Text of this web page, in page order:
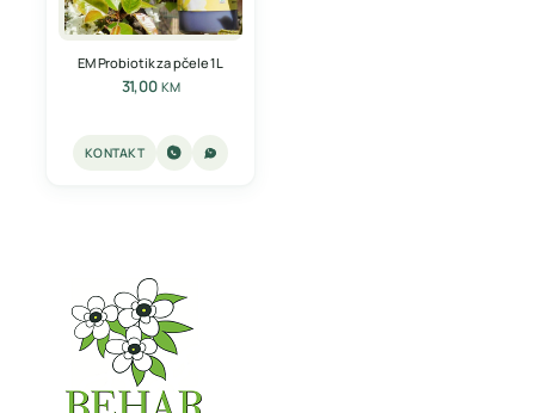
EM Probiotik za pčele 1L
31,00 KM
KONTAKT